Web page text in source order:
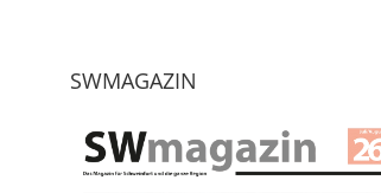
SWMAGAZIN